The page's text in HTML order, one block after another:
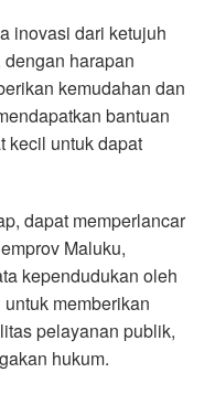
inovasi dari ketujuh
harapan
kemudahan dan
bantuan
kecil untuk dapat
dapat memperlancar
Maluku,
kependudukan oleh
memberikan
pelayanan publik,
hukum.